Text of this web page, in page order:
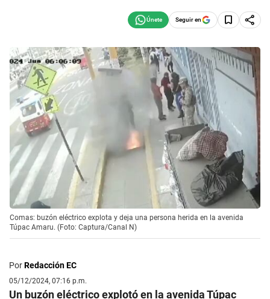
Seguir en
Comas: buzón eléctrico explota y deja una persona herida en la avenida
Túpac Amaru. (Foto: Captura/Canal N)
PorRedacción EC
05/12/2024, 07:16 p.m.
Un buzón eléctrico explotó en la avenida Túpac